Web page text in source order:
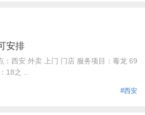
安排
：西安 外卖 上门 门店 服务项目：毒龙 69
18之 ...
#西安